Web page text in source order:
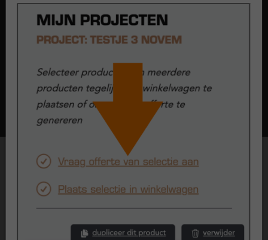
Bij kozijnen en raamwerken noemen we de onderkant van het
Kunststofkozijn.nl kun je kiezen uit 2 typen onderdorpels: